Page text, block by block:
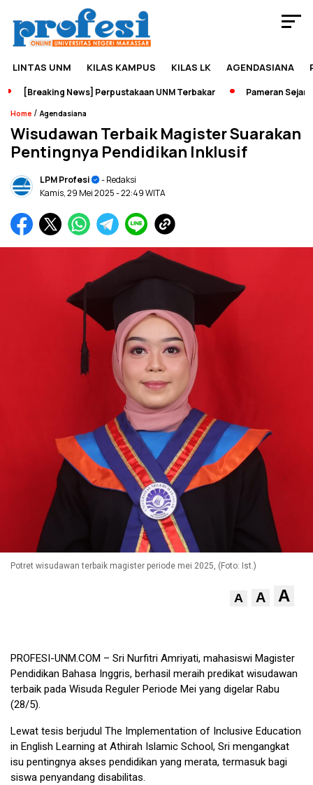
LINTAS UNM KILAS KAMPUS KILAS LK AGENDASIANA
[Breaking News] Perpustakaan UNM Terbakar Pameran Sejarah
Home /Agendasiana
Wisudawan Terbaik Magister Suarakan
Pentingnya Pendidikan Inklusif
LPM Profesi
- Redaksi
Kamis, 29 Mei 2025- 22:49 WITA
Potret wisudawan terbaik magister periode mei 2025, (Foto: Ist.)
A A A
PROFESI-UNM.COM – Sri Nurfitri Amriyati, mahasiswi Magister
Pendidikan Bahasa Inggris, berhasil meraih predikat wisudawan
terbaik pada Wisuda Reguler Periode Mei yang digelar Rabu
(28/5).
Lewat tesis berjudul The Implementation of Inclusive Education
in English Learning at Athirah Islamic School, Sri mengangkat
isu pentingnya akses pendidikan yang merata, termasuk bagi
siswa penyandang disabilitas.